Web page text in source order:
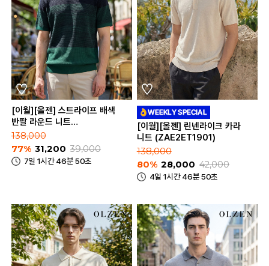
[이월][올젠] 스트라이프 배색
반팔 라운드 니트
(ZOE2ER1346)
138,000
77% 31,200 39,000
7일 1시간 46분 50초
[이월][올젠] 린넨라이크 카라
니트 (ZAE2ET1901)
138,000
80% 28,000 42,000
4일 1시간 46분 50초